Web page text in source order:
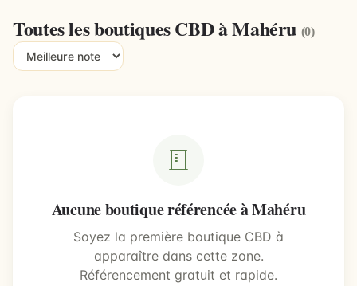
Toutes les boutiques CBD à Mahéru (0)
Aucune boutique référencée à Mahéru
Soyez la première boutique CBD à
apparaître dans cette zone.
Référencement gratuit et rapide.